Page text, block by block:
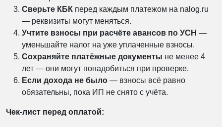
Сверьте КБК перед каждым платежом на nalog.ru
— реквизиты могут меняться.
Учтите взносы при расчёте авансов по УСН —
уменьшайте налог на уже уплаченные взносы.
Сохраняйте платёжные документы не менее 4
лет — они могут понадобиться при проверке.
Если дохода не было — взносы всё равно
обязательны, пока ИП не снято с учёта.
Чек-лист перед оплатой: